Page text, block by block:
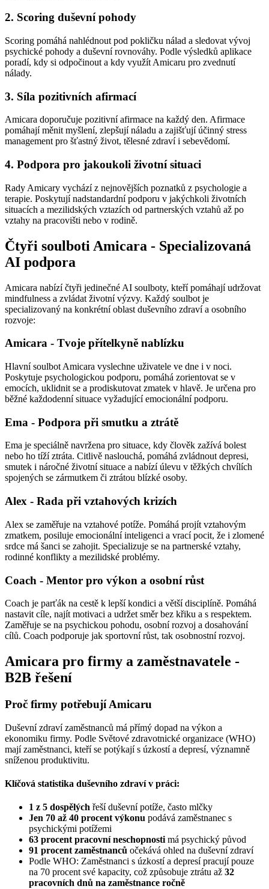
2. Scoring duševní pohody
Scoring pomáhá nahlédnout pod pokličku nálad a sledovat vývoj
psychické pohody a duševní rovnováhy. Podle výsledků aplikace
poradí, kdy si odpočinout a kdy využít Amicaru pro zvednutí
nálady.
3. Síla pozitivních afirmací
Amicara doporučuje pozitivní afirmace na každý den. Afirmace
pomáhají měnit myšlení, zlepšují náladu a zajišťují účinný stress
management pro šťastný život, tělesné zdraví i sebevědomí.
4. Podpora pro jakoukoli životní situaci
Rady Amicary vychází z nejnovějších poznatků z psychologie a
terapie. Poskytují nadstandardní podporu v jakýchkoli životních
situacích a mezilidských vztazích od partnerských vztahů až po
vztahy na pracovišti nebo v rodině.
Čtyři soulboti Amicara - Specializovaná
AI podpora
Amicara nabízí čtyři jedinečné AI soulboty, kteří pomáhají udržovat
mindfulness a zvládat životní výzvy. Každý soulbot je
specializovaný na konkrétní oblast duševního zdraví a osobního
rozvoje:
Amicara - Tvoje přítelkyně nablízku
Hlavní soulbot Amicara vyslechne uživatele ve dne i v noci.
Poskytuje psychologickou podporu, pomáhá zorientovat se v
emocích, uklidnit se a prodiskutovat zmatek v hlavě. Je určena pro
běžné každodenní situace vyžadující emocionální podporu.
Ema - Podpora při smutku a ztrátě
Ema je speciálně navržena pro situace, kdy člověk zažívá bolest
nebo ho tíží ztráta. Citlivě naslouchá, pomáhá zvládnout depresi,
smutek i náročné životní situace a nabízí úlevu v těžkých chvílích
spojených se zármutkem či ztrátou blízké osoby.
Alex - Rada při vztahových krizích
Alex se zaměřuje na vztahové potíže. Pomáhá projít vztahovým
zmatkem, posiluje emocionální inteligenci a vrací pocit, že i zlomené
srdce má šanci se zahojit. Specializuje se na partnerské vztahy,
rodinné konflikty a mezilidské problémy.
Coach - Mentor pro výkon a osobní růst
Coach je parťák na cestě k lepší kondici a větší disciplíně. Pomáhá
nastavit cíle, najít motivaci a udržet směr bez křiku a s respektem.
Zaměřuje se na psychickou pohodu, osobní rozvoj a dosahování
cílů. Coach podporuje jak sportovní růst, tak osobnostní rozvoj.
Amicara pro firmy a zaměstnavatele -
B2B řešení
Proč firmy potřebují Amicaru
Duševní zdraví zaměstnanců má přímý dopad na výkon a
ekonomiku firmy. Podle Světové zdravotnické organizace (WHO)
mají zaměstnanci, kteří se potýkají s úzkostí a depresí, významně
sníženou produktivitu.
Klíčová statistika duševního zdraví v práci:
1 z 5 dospělých řeší duševní potíže, často mlčky
Jen 70 až 40 procent výkonu podává zaměstnanec s
psychickými potížemi
63 procent pracovní neschopnostimá psychický původ
91 procent zaměstnanců očekává ohled na duševní zdraví
Podle WHO: Zaměstnanci s úzkostí a depresí pracují pouze
na 70 procent své kapacity, což způsobuje ztrátu až 32
pracovních dnů na zaměstnance ročně